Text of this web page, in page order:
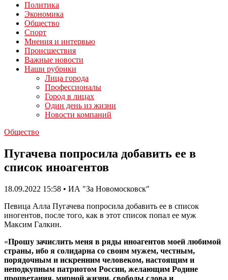
Политика
Экономика
Общество
Спорт
Мнения и интервью
Происшествия
Важные новости
Наши рубрики
Лица города
Профессионалы
Город в лицах
Один день из жизни
Новости компаний
Общество
Пугачева попросила добавить ее в
список иноагентов
18.09.2022 15:58 • ИА "За Новомосковск"
Певица Алла Пугачева попросила добавить ее в список
иногентов, после того, как в этот список попал ее муж
Максим Галкин.
«Прошу зачислить меня в ряды иноагентов моей любимой
страны, ибо я солидарна со своим мужем, честным,
порядочным и искренним человеком, настоящим и
неподкупным патриотом России, желающим Родине
процветания, мирной жизни, свободы слова и